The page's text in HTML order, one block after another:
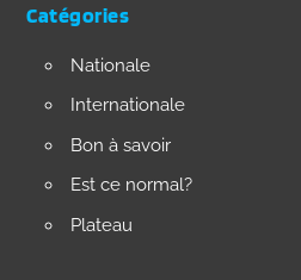
Catégories
Nationale
Internationale
Bon à savoir
Est ce normal?
Plateau